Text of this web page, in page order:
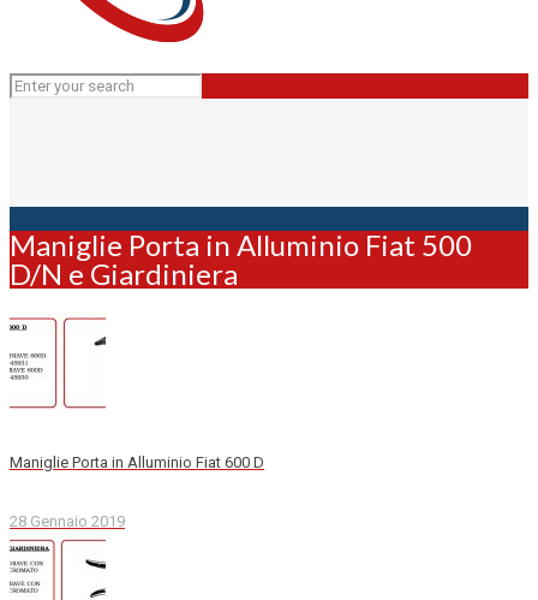
Maniglie Porta in Alluminio Fiat 500
D/N e Giardiniera
Maniglie Porta in Alluminio Fiat 600 D
28 Gennaio 2019